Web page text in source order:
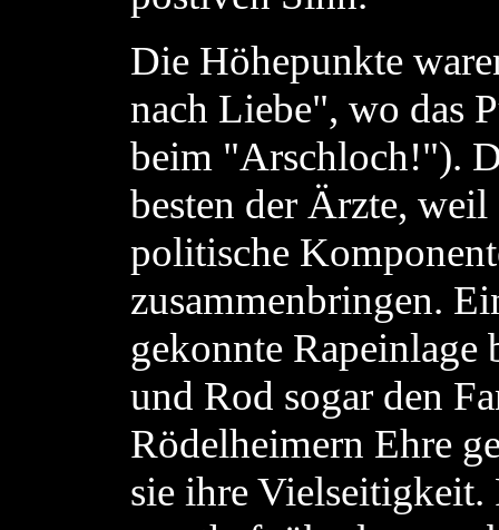
Die Höhepunkte
nach Liebe", wo das
beim "Arschloch!").
besten der Ärzte,
politische
zusammenbringen.
gekonnte
und Rod sogar den
Rödelheimern Ehre
sie ihre Vielseitigkeit.